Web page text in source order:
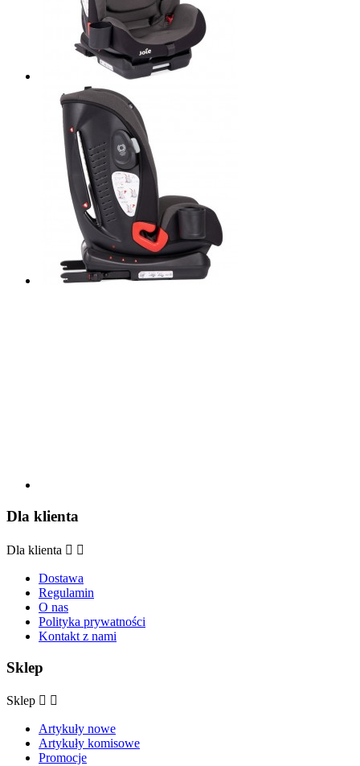
Dla klienta
Dla klienta  
Dostawa
Regulamin
O nas
Polityka prywatności
Kontakt z nami
Sklep
Sklep  
Artykuły nowe
Artykuły komisowe
Promocje